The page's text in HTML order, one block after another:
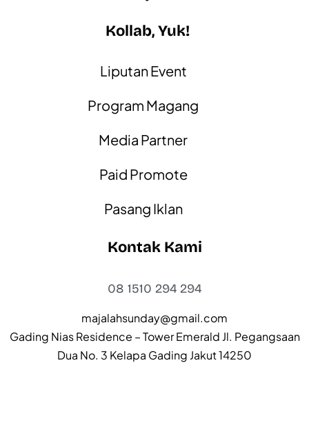
Kollab, Yuk!
Liputan Event
Program Magang
Media Partner
Paid Promote
Pasang Iklan
Kontak Kami
08 1510 294 294
majalahsunday@gmail.com
Gading Nias Residence – Tower Emerald Jl. Pegangsaan
Dua No. 3 Kelapa Gading Jakut 14250